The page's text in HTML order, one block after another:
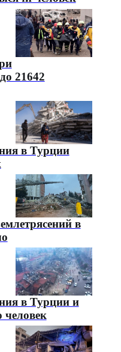
21642
в Турции
в
в Турции и